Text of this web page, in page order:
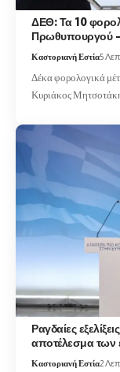
ΔΕΘ: Τα 10
Πρωθυπουργού
Καστοριανή Εστία5
Δέκα φορολογικά
Κυριάκος
Ραγδαίες
αποτέλεσμα
Καστοριανή Εστία2